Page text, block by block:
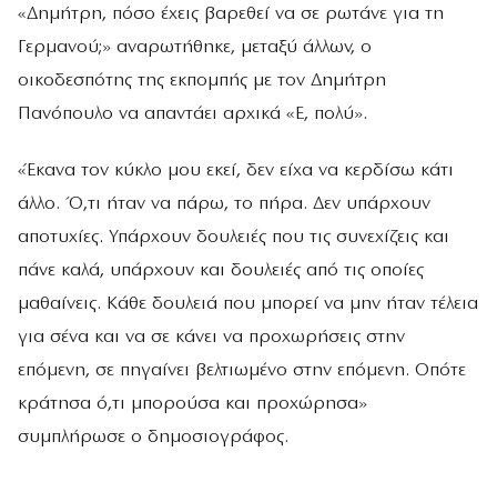
«Δημήτρη, πόσο έχεις βαρεθεί να σε ρωτάνε για τη
Γερμανού;» αναρωτήθηκε, μεταξύ άλλων, ο
οικοδεσπότης της εκπομπής με τον Δημήτρη
Πανόπουλο να απαντάει αρχικά «Ε, πολύ».
«Έκανα τον κύκλο μου εκεί, δεν είχα να κερδίσω κάτι
άλλο. Ό,τι ήταν να πάρω, το πήρα. Δεν υπάρχουν
αποτυχίες. Υπάρχουν δουλειές που τις συνεχίζεις και
πάνε καλά, υπάρχουν και δουλειές από τις οποίες
μαθαίνεις. Κάθε δουλειά που μπορεί να μην ήταν τέλεια
για σένα και να σε κάνει να προχωρήσεις στην
επόμενη, σε πηγαίνει βελτιωμένο στην επόμενη. Οπότε
κράτησα ό,τι μπορούσα και προχώρησα»
συμπλήρωσε ο δημοσιογράφος.